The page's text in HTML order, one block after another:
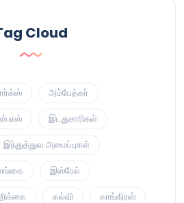
Cloud
அம்பேத்கர்
இடதுசாரிகள்
இந்துத்துவ அமைப்புகள்
இஸ்ரேல்
கல்வி காங்கிரஸ்